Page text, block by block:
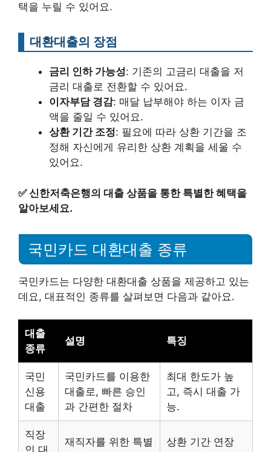
택을 누릴 수 있어요.
대환대출의 장점
금리 인하 가능성: 기존의 고금리 대출을 저
금리 대출로 전환할 수 있어요.
이자부담 경감: 매달 납부해야 하는 이자 금
액을 줄일 수 있어요.
상환 기간 조정: 필요에 따라 상환 기간을 조
정해 자신에게 유리한 상환 계획을 세울 수
있어요.
✅신한저축은행의 대출 상품을 통한 특별한 혜택을
알아보세요.
국민카드 대환대출 종류
국민카드는 다양한 대환대출 상품을 제공하고 있는
데요, 대표적인 종류를 살펴보면 다음과 같아요.
대출
종류
설명 특징
국민
신용
대출
국민카드를 이용한
대출로, 빠른 승인
과 간편한 절차
최대 한도가 높
고, 즉시 대출 가
능.
직장
인 대
재직자를 위한 특별
상환 기간 연장